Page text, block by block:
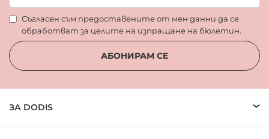
Съгласен съм предоставените от мен данни да се
обработват за целите на изпращане на бюлетин.
АБОНИРАМ СЕ
ЗА DODIS